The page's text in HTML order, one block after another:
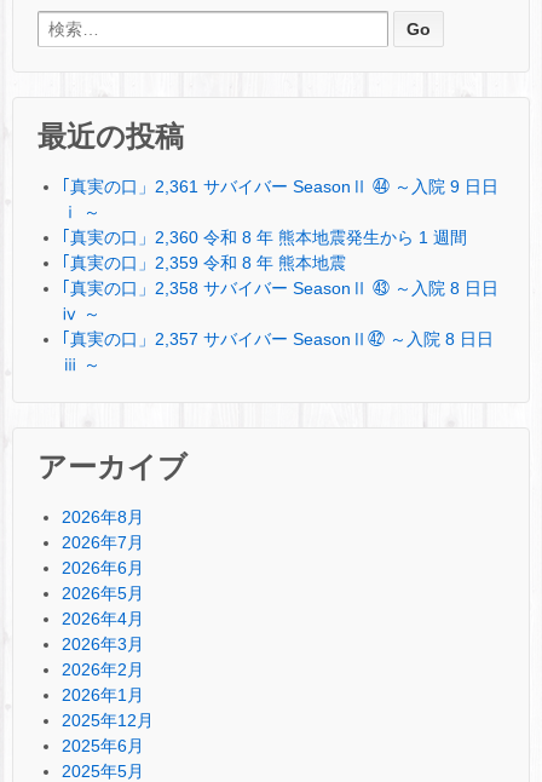
検索:
最近の投稿
｢真実の口」2,361 サバイバー SeasonⅡ ㊹ ～入院 9 日日
ⅰ ～
｢真実の口」2,360 令和 8 年 熊本地震発生から 1 週間
｢真実の口」2,359 令和 8 年 熊本地震
｢真実の口」2,358 サバイバー SeasonⅡ ㊸ ～入院 8 日日
ⅳ ～
｢真実の口」2,357 サバイバー SeasonⅡ㊷ ～入院 8 日日
ⅲ ～
アーカイブ
2026年8月
2026年7月
2026年6月
2026年5月
2026年4月
2026年3月
2026年2月
2026年1月
2025年12月
2025年6月
2025年5月